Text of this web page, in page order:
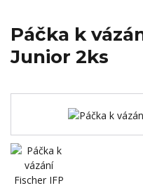
Páčka k
Junior 2ks